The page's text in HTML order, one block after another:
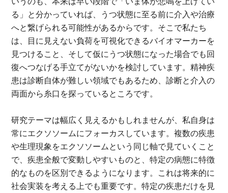
る」と分かっていれば、うつ状態に至る前に介入や治療
へと繋げられる可能性があるからです。そこで私たち
は、目に見えない負荷を可視化できるバイオマーカーを
見つけること、そして仮にうつ状態になった場合でも回
復へつなげる手立てがないかを検討しています。精神疾
患は診断自体が難しい領域でもあるため、診断と介入の
両面から糸口を探っているところです。
研究テーマは幅広く見えるかもしれませんが、私自身は
常にエクソソームにフォーカスしています。複数の疾患
や生理現象をエクソソームという同じ軸で見ていくこと
で、疾患全般で変動しやすいものと、特定の病態に特徴
的なものを区別できるようになります。これは将来的に
社会実装を考える上でも重要です。特定の疾患だけを見